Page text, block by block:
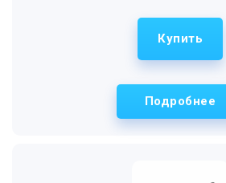
Подробнее
Купить